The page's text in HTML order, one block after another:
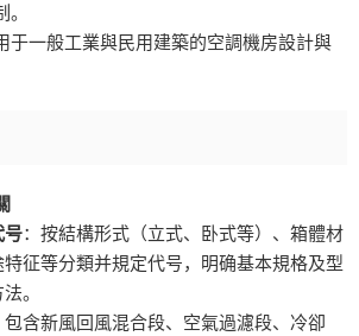
于一般工業與民用建築的空調機房設計與
号：按結構形式（立式、卧式等）、箱體材
征等分類并規定代号，明确基本規格及型
。
包含新風回風混合段、空氣過濾段、冷卻